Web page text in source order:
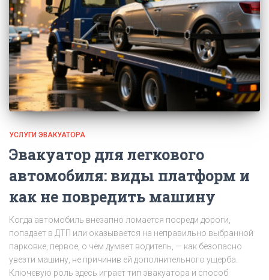
УСЛУГИ ЭВАКУАТОРА
Эвакуатор для легкового
автомобиля: виды платформ и
как не повредить машину
Когда автомобиль внезапно ломается посреди дороги,
попадает в ДТП или оказывается на неправильно выбранной
парковке, первое, о чём думает водитель, — как безопасно
увезти машину, не причинив ей дополнительного ущерба.
Ключевую роль здесь играет тип эвакуатора и способ